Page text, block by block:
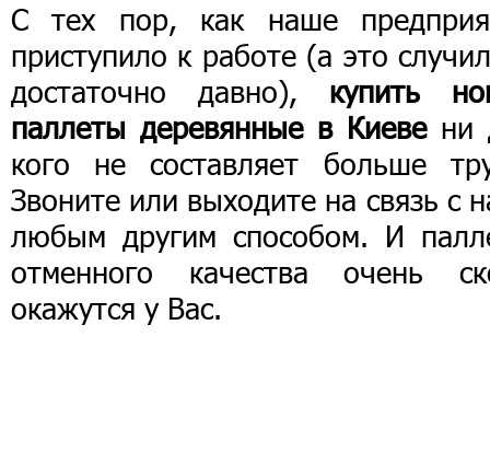
С тех пор, как наше
приступило к работе (а это
достаточно давно), купить
паллеты деревянные в Киевени
кого не составляет больше
Звоните или выходите на связь с
любым другим способом. И
отменного качества очень
окажутся у Вас.